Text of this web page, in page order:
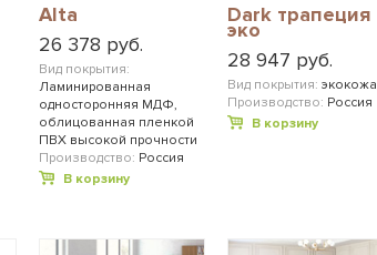
Alta
26 378 руб.
Вид покрытия:
Ламинированная
односторонняя МДФ,
облицованная пленкой
ПВХ высокой прочности
Производство: Россия
В корзину
Dark трапеция
эко
28 947 руб.
Вид покрытия: экокожа
Производство: Россия
В корзину